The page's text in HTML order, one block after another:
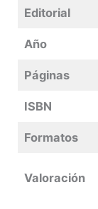
Editorial
Año
Páginas
ISBN
Formatos
Valoración